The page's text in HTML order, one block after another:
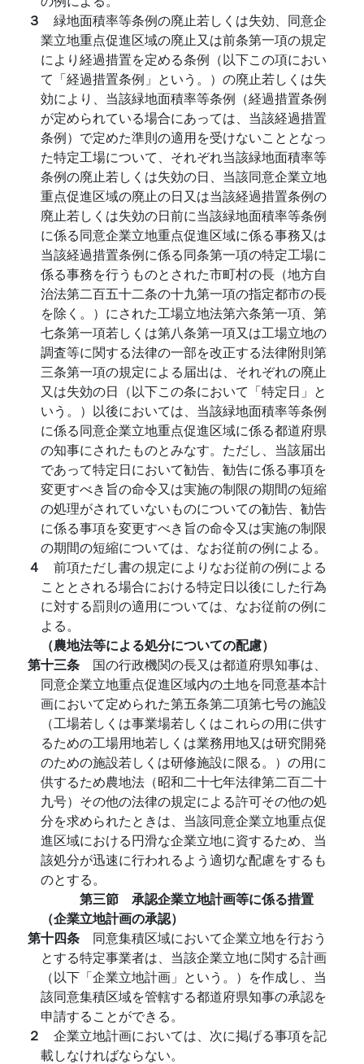
３ 緑地面積率等条例の廃止若しくは失効、同意企
業立地重点促進区域の廃止又は前条第一項の規定
により経過措置を定める条例（以下この項におい
て「経過措置条例」という。）の廃止若しくは失
効により、当該緑地面積率等条例（経過措置条例
が定められている場合にあっては、当該経過措置
条例）で定めた準則の適用を受けないこととなっ
た特定工場について、それぞれ当該緑地面積率等
条例の廃止若しくは失効の日、当該同意企業立地
重点促進区域の廃止の日又は当該経過措置条例の
廃止若しくは失効の日前に当該緑地面積率等条例
に係る同意企業立地重点促進区域に係る事務又は
当該経過措置条例に係る同条第一項の特定工場に
係る事務を行うものとされた市町村の長（地方自
治法第二百五十二条の十九第一項の指定都市の長
を除く。）にされた工場立地法第六条第一項、第
七条第一項若しくは第八条第一項又は工場立地の
調査等に関する法律の一部を改正する法律附則第
三条第一項の規定による届出は、それぞれの廃止
又は失効の日（以下この条において「特定日」と
いう。）以後においては、当該緑地面積率等条例
に係る同意企業立地重点促進区域に係る都道府県
の知事にされたものとみなす。ただし、当該届出
であって特定日において勧告、勧告に係る事項を
変更すべき旨の命令又は実施の制限の期間の短縮
の処理がされていないものについての勧告、勧告
に係る事項を変更すべき旨の命令又は実施の制限
の期間の短縮については、なお従前の例による。
４ 前項ただし書の規定によりなお従前の例による
こととされる場合における特定日以後にした行為
に対する罰則の適用については、なお従前の例に
よる。
（農地法等による処分についての配慮）
第十三条 国の行政機関の長又は都道府県知事は、
同意企業立地重点促進区域内の土地を同意基本計
画において定められた第五条第二項第七号の施設
（工場若しくは事業場若しくはこれらの用に供す
るための工場用地若しくは業務用地又は研究開発
のための施設若しくは研修施設に限る。）の用に
供するため農地法（昭和二十七年法律第二百二十
九号）その他の法律の規定による許可その他の処
分を求められたときは、当該同意企業立地重点促
進区域における円滑な企業立地に資するため、当
該処分が迅速に行われるよう適切な配慮をするも
のとする。
第三節 承認企業立地計画等に係る措置
（企業立地計画の承認）
第十四条 同意集積区域において企業立地を行おう
とする特定事業者は、当該企業立地に関する計画
（以下「企業立地計画」という。）を作成し、当
該同意集積区域を管轄する都道府県知事の承認を
申請することができる。
２ 企業立地計画においては、次に掲げる事項を記
載しなければならない。